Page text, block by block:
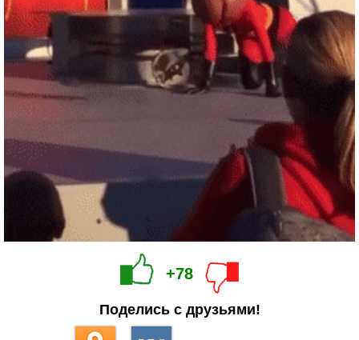
+78
Поделись с друзьями!